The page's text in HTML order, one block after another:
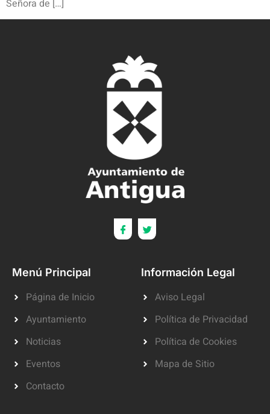
Señora de […]
Menú Principal
Página de Inicio
Ayuntamiento
Noticias
Eventos
Contacto
Información Legal
Aviso Legal
Política de Privacidad
Política de Cookies
Mapa de Sitio